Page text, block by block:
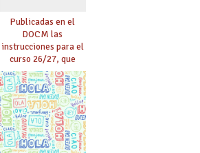
Publicadas en el
DOCM las
instrucciones para el
curso 26/27, que
incluyen, gracias al
Acuerdo firmado por
UGT, la recuperación
de las 18 lectivas en
EEMM y la reducción
de lectivas para
mayores de 55